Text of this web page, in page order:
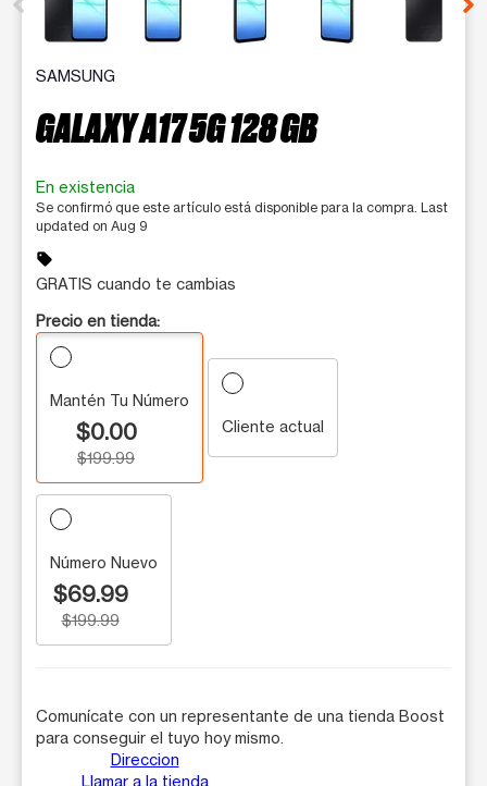
SAMSUNG
GALAXY A17 5G 128 GB
En existencia
Se confirmó que este artículo está disponible para la compra. Last
updated on Aug 9
sell
GRATIS cuando te cambias
Precio en tienda:
Mantén Tu Número
$0.00
$199.99
Cliente actual
Número Nuevo
$69.99
$199.99
Comunícate con un representante de una tienda Boost
para conseguir el tuyo hoy mismo.
Direccion
Llamar a la tienda